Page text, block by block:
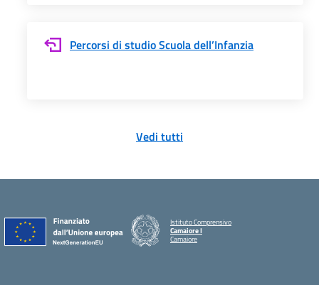
Percorsi di studio Scuola dell’Infanzia
Vedi tutti
Istituto Comprensivo
Camaiore I
Camaiore